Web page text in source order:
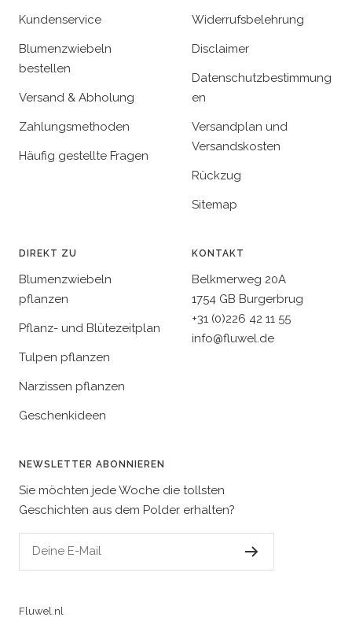
Kundenservice
Blumenzwiebeln
bestellen
Versand & Abholung
Zahlungsmethoden
Häufig gestellte Fragen
Widerrufsbelehrung
Disclaimer
Datenschutzbestimmung
en
Versandplan und
Versandskosten
Rückzug
Sitemap
DIREKT ZU
Blumenzwiebeln
pflanzen
Pflanz- und Blütezeitplan
Tulpen pflanzen
Narzissen pflanzen
Geschenkideen
KONTAKT
Belkmerweg 20A
1754 GB Burgerbrug
+31 (0)226 42 11 55
info@fluwel.de
NEWSLETTER ABONNIEREN
Sie möchten jede Woche die tollsten
Geschichten aus dem Polder erhalten?
Deine E-Mail
Fluwel.nl